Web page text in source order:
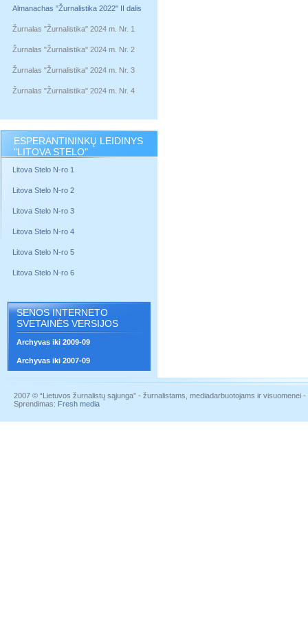
Almanachas "Žurnalistika 2022" II dalis
Žurnalas "Žurnalistika" 2024 m. Nr. 1
Žurnalas "Žurnalistika" 2024 m. Nr. 2
Žurnalas "Žurnalistika" 2024 m. Nr. 3
Žurnalas "Žurnalistika" 2024 m. Nr. 4
ESPERANTININKŲ LEIDINYS
"LITOVA STELO"
Litova Stelo N-ro 1
Litova Stelo N-ro 2
Litova Stelo N-ro 3
Litova Stelo N-ro 4
Litova Stelo N-ro 5
Litova Stelo N-ro 6
SENOS INTERNETO
SVETAINĖS VERSIJOS
Archyvas iki 2009-09
Archyvas iki 2007-09
2007 © “Lietuvos žurnalistų sąjunga” - žurnalistams, mediadarbuotojams ir visuomenei
Sprendimas: Fresh media